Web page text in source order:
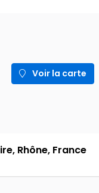
Voir la carte
Rhône, France